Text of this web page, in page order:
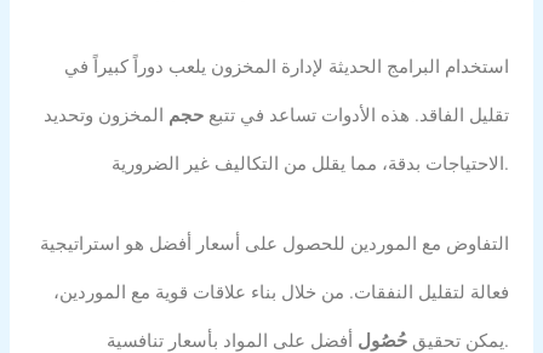
استخدام البرامج الحديثة لإدارة المخزون يلعب دوراً كبيراً في
تقليل الفاقد. هذه الأدوات تساعد في تتبع حجم المخزون وتحديد
الاحتياجات بدقة، مما يقلل من التكاليف غير الضرورية.
التفاوض مع الموردين للحصول على أسعار أفضل هو استراتيجية
فعالة لتقليل النفقات. من خلال بناء علاقات قوية مع الموردين،
يمكن تحقيق حُصُول أفضل على المواد بأسعار تنافسية.